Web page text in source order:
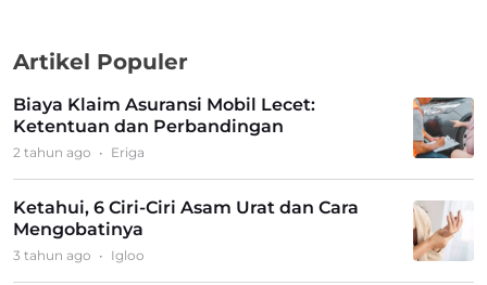
Artikel Populer
Biaya Klaim Asuransi Mobil Lecet:
Ketentuan dan Perbandingan
2 tahun ago • Eriga
Ketahui, 6 Ciri-Ciri Asam Urat dan Cara
Mengobatinya
3 tahun ago • Igloo